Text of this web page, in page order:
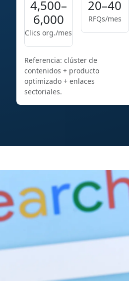
4,500–
6,000
Clics org./mes
20–40
RFQs/mes
Referencia: clúster de
contenidos + producto
optimizado + enlaces
sectoriales.